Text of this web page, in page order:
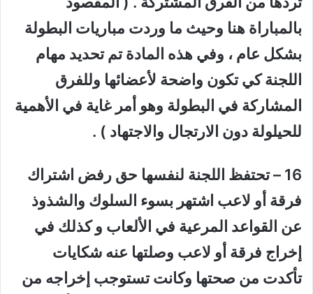
بالمباراة هنا وحيث ما وردت مباريات البطولة
بشكل عام ، وفي هذه المادة تم تحديد مهام
اللجنة كي تكون واضحة لأعضائها وللفرق
المشاركة في البطولة وهو أمر غاية في الأهمية
للحيلولة دون الارتجال والاجتهاد ) .
16 – تحتفظ اللجنة لنفسها حق رفض اشتراك
فرقة أو لاعب اشتهر بسوء السلوك والشذوذ
عن القواعد المرعية في الألعاب و كذلك في
إخراج فرقة أو لاعب وصلتها عنه شكايات
تأكدت من صحتها وكانت تستوجب إخراجه من